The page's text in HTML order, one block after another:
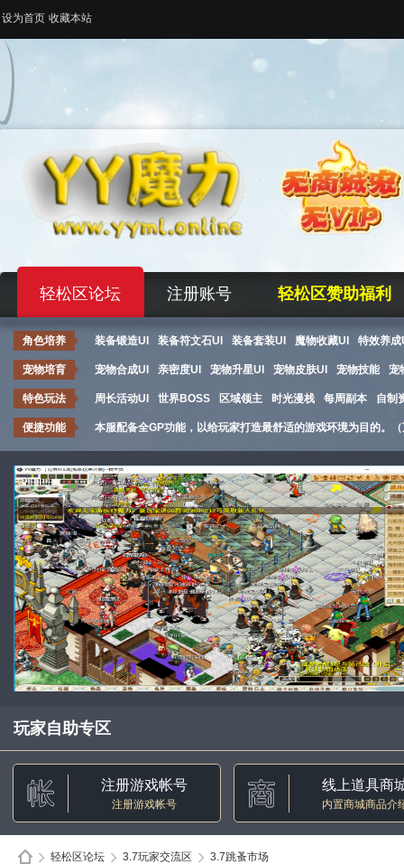
设为首页 收藏本站
轻松区论坛 注册账号 轻松区赞助福利
角色培养 装备锻造UI 装备符文石UI 装备套装UI 魔物收藏UI 特效养成
宠物培育 宠物合成UI 亲密度UI 宠物升星UI 宠物皮肤UI 宠物技能 宠
特色玩法 周长活动UI 世界BOSS 区域领主 时光漫栈 每周副本 自制
便捷功能 本服配备全GP功能，以给玩家打造最舒适的游戏环境为目的。
玩家自助专区
注册游戏帐号
注册游戏帐号
线上道具商
内置商城商品介
轻松区论坛 3.7玩家交流区 3.7跳蚤市场